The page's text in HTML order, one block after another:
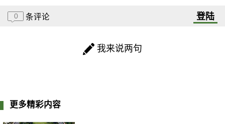
0 条评论 登陆
我来说两句
更多精彩内容